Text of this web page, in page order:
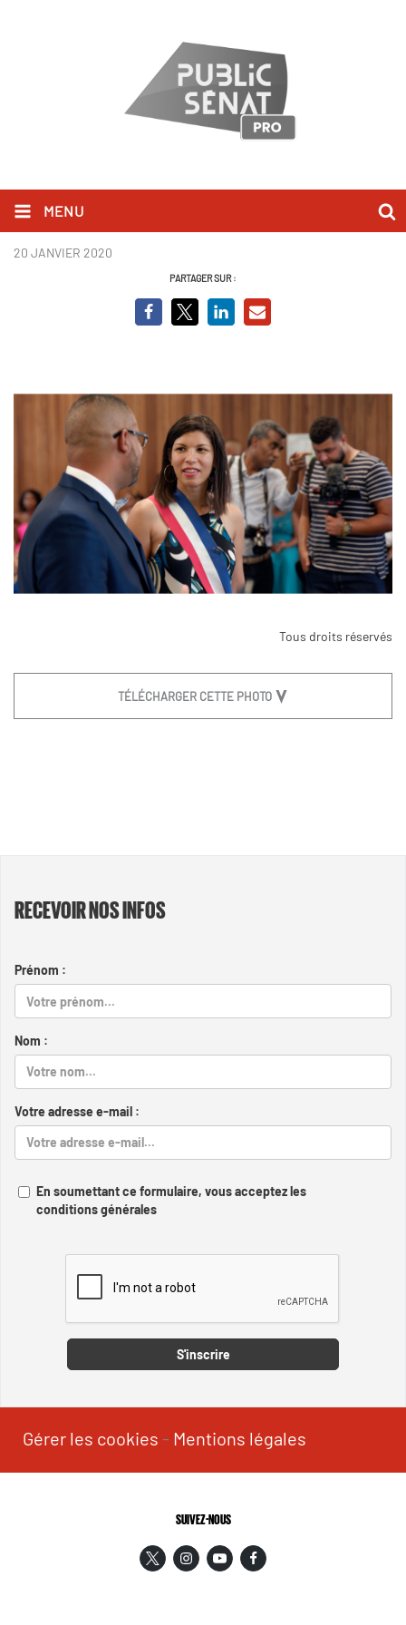
MENU
Vie de maire 2.jpg
20 JANVIER 2020
PARTAGER SUR :
Tous droits réservés
TÉLÉCHARGER CETTE PHOTO
RECEVOIR NOS INFOS
Prénom :
Nom :
Votre adresse e-mail :
En soumettant ce formulaire, vous acceptez les
conditions générales
S'inscrire
Gérer les cookies - Mentions légales
SUIVEZ-NOUS